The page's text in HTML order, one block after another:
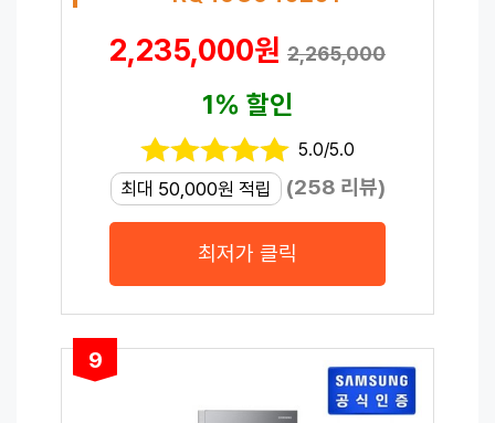
2,235,000원 2,265,000
1% 할인
5.0/5.0
최대 50,000원 적립 (258 리뷰)
최저가 클릭
9